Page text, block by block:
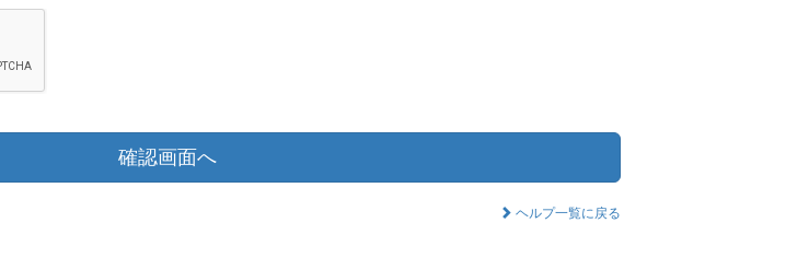
確認画面へ
ヘルプ一覧に戻る